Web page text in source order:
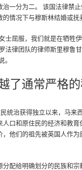
治一分为二。 该国法律禁
情况下与穆斯林结婚或抚
士屈服，我们就是在牺牲
法律团队的律师斯里穆鲁
。
了通常严格
统治获得独立以来，马来
人口和原住民的经济和教育
，他们的祖先被英国人作为
分配给明确划分的民族和宗